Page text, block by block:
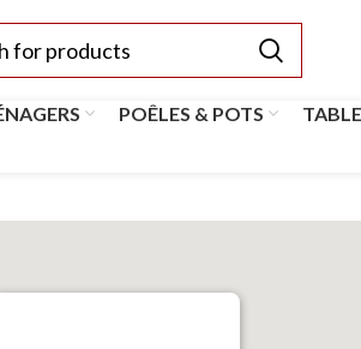
POÊLES & POTS TABLE